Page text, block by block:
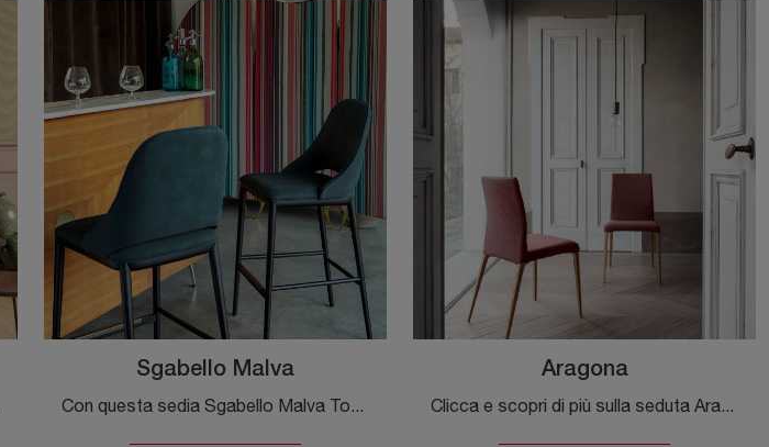
Sgabello Malva
Con questa sedia Sgabello Malva Tonin Casa in pelle, una delle nostre sedute sgabelli moderne, potrai valorizzare i tuoi interni.
Aragona
Clicca e scopri di più sulla seduta Aragona di Tonin Casa in tessuto: le più belle Sedie fisse moderne ti aspettano.